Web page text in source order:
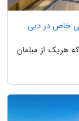
شده که هریک از مبلمان